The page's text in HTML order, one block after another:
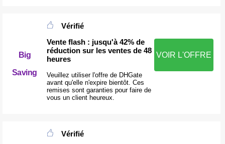
Big
Saving
Vérifié
Vente flash : jusqu'à 42% de
réduction sur les ventes de 48
heures
Veuillez utiliser l'offre de DHGate
avant qu'elle n'expire bientôt. Ces
remises sont garanties pour faire de
vous un client heureux.
VOIR L'OFFRE
Vérifié